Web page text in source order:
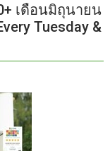
เดือนมิถุนายน
Tuesday &